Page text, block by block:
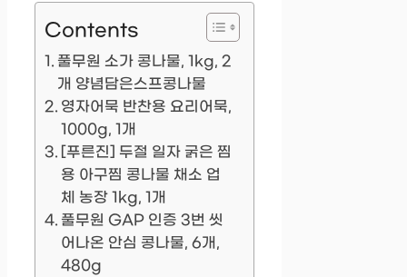
Contents
풀무원 소가 콩나물, 1kg, 2
개 양념담은스프콩나물
영자어묵 반찬용 요리어묵,
1000g, 1개
[푸른진] 두절 일자 굵은 찜
용 아구찜 콩나물 채소 업
체 농장 1kg, 1개
풀무원 GAP 인증 3번 씻
어나온 안심 콩나물, 6개,
480g